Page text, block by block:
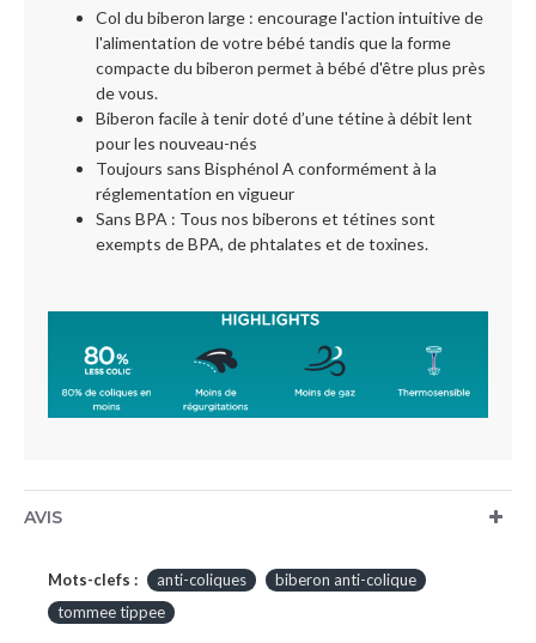
Col du biberon large : encourage l'action intuitive de
l'alimentation de votre bébé tandis que la forme
compacte du biberon permet à bébé d'être plus près
de vous.
Biberon facile à tenir doté d’une tétine à débit lent
pour les nouveau-nés
Toujours sans Bisphénol A conformément à la
réglementation en vigueur
Sans BPA : Tous nos biberons et tétines sont
exempts de BPA, de phtalates et de toxines.
AVIS
Mots-clefs : anti-coliques
biberon anti-colique
tommee tippee